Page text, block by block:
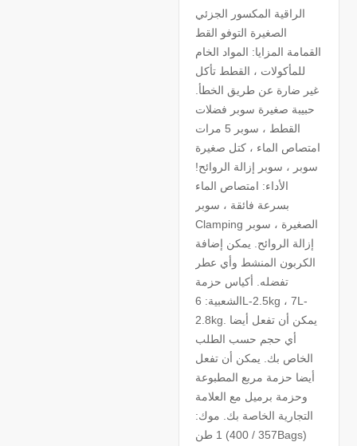
الراقية المكسور الجزئي
الصغيرة التوفو القط
القمامة المزايا: المواد الخام
للمأكولات ، القطط تأكل
غير ضارة عن طريق الخطأ.
حبيبة صغيرة سوبر فضلات
القطط ، سوبر 5 مرات
امتصاص الماء ، كتل صغيرة
سوبر ، سوبر إزالة الروائح!
الأداء: امتصاص الماء
بسرعة فائقة ، سوبر
Clamping الصغيرة ، سوبر
إزالة الروائح. يمكن إضافة
الكربون المنشط وأي عطر
تفضله. أكياس حزمة
الشعبية: 6L-2.5kg ، 7L-
2.8kg. يمكن أن تفعل أيضا
أي حجم حسب الطلب
الخاص بك. يمكن أن تفعل
أيضا حزمة مربع المطبوعة
وحزمة برميل مع العلامة
التجارية الخاصة بك. موك:
1 طن (357 / 400Bags)